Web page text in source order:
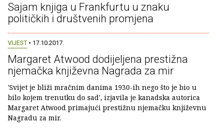
Sajam knjiga u Frankfurtu u znaku
političkih i društvenih promjena
VIJEST • 17.10.2017.
Margaret Atwood dodijeljena prestižna
njemačka književna Nagrada za mir
'Svijet je bliži mračnim danima 1930-ih nego što je bio u
bilo kojem trenutku do sad', izjavila je kanadska autorica
Margaret Atwood primajući prestižnu njemačku književnu
Nagradu za mir.